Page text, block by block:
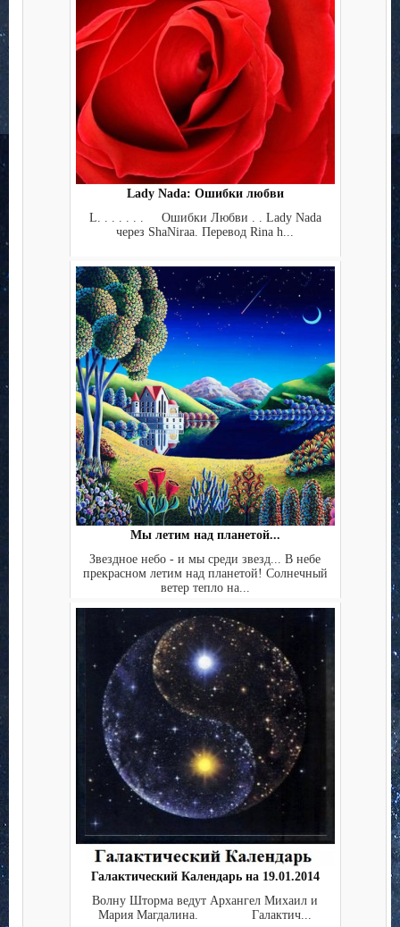
Lady Nada: Ошибки любви
L. . . . . . . Ошибки Любви . . Lady Nada
через ShaNiraa. Перевод Rina h...
Мы летим над планетой...
Звездное небо - и мы среди звезд... В небе
прекрасном летим над планетой! Солнечный
ветер тепло на...
Галактический Календарь на 19.01.2014
Волну Шторма ведут Архангел Михаил и
Мария Магдалина. Галактич...